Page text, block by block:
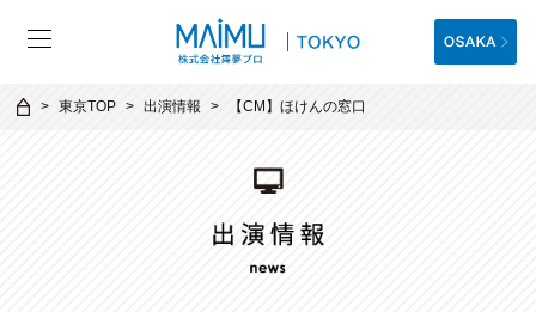
東京TOP 出演情報 【CM】ほけんの窓口